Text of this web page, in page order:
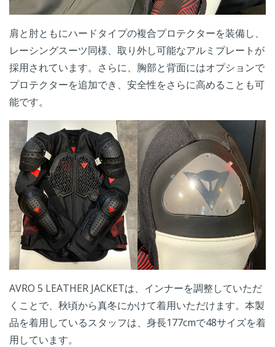
肩と肘ともにハードタイプの複合プロテクターを装備し、
レーシングスーツ同様、取り外し可能なアルミプレートが
採用されています。さらに、胸部と背面にはオプションで
プロテクターを追加でき、安全性をさらに高めることも可
能です。
AVRO 5 LEATHER JACKETは、インナーを調整していただ
くことで、秋頃から真冬にかけて着用いただけます。本製
品を着用しているスタッフは、身長177cmで48サイズを着
用しています。